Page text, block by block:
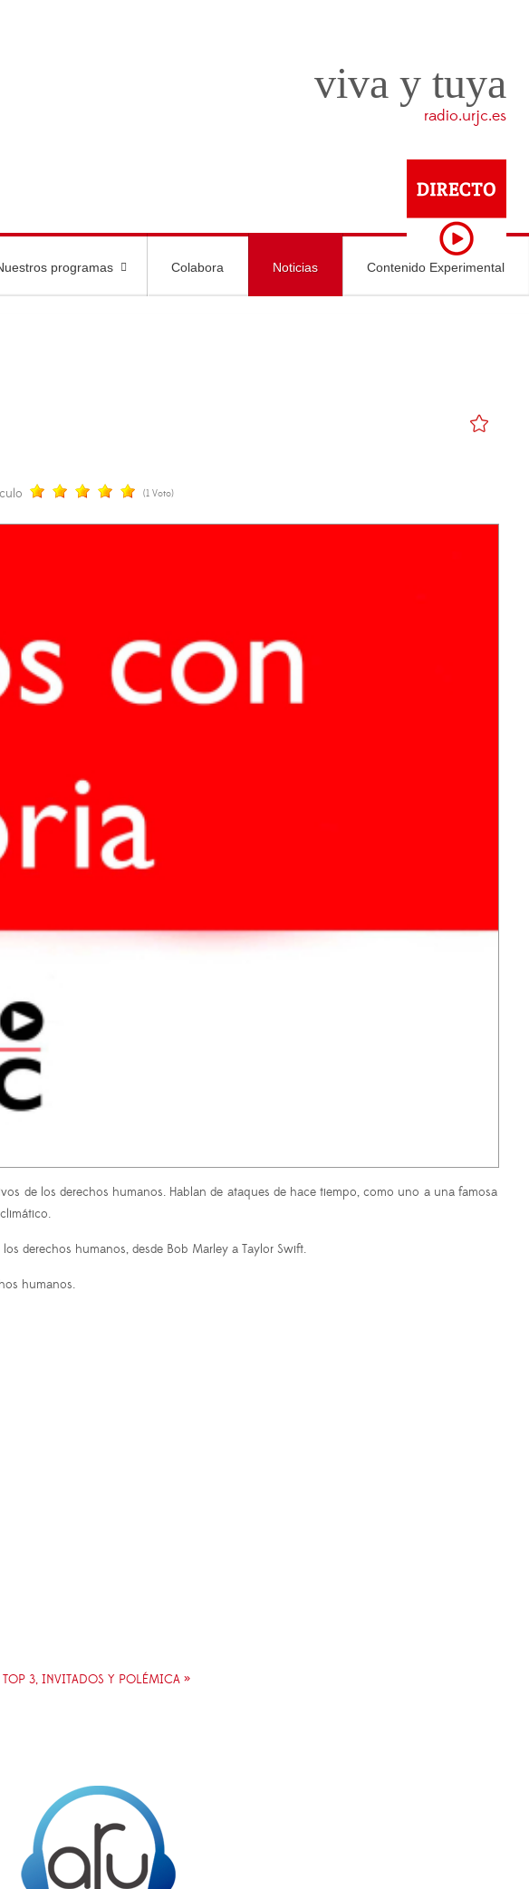
viva y tuya
radio.urjc.es
programas Colabora Noticias Contenido Experimental
(1 Voto)
de los derechos humanos. Hablan de ataques de hace tiempo, como uno a una famosa
derechos humanos, desde Bob Marley a Taylor Swift.
humanos.
3, INVITADOS Y POLÉMICA »